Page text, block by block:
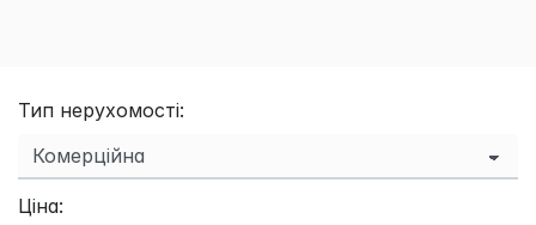
Тип нерухомості:
Ціна: